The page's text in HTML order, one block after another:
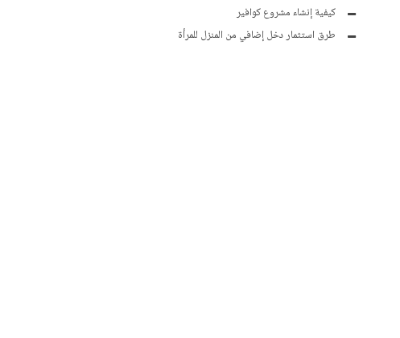
كيفية إنشاء مشروع كوافير
طرق استثمار دخل إضافي من المنزل للمرأة